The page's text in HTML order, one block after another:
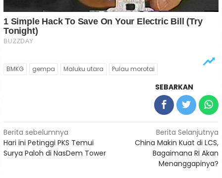
BMKG gempa Maluku utara Pulau morotai
SEBARKAN
Navigasi
pos
Berita sebelumnya
Hari ini Petinggi PKS Temui
Surya Paloh di NasDem Tower
Berita Selanjutnya
China Makin Kuat di LCS,
Bagaimana RI Akan
Menanggapinya?